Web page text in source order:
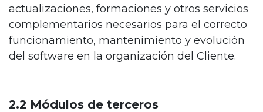
actualizaciones, formaciones y otros servicios
complementarios necesarios para el correcto
funcionamiento, mantenimiento y evolución
del software en la organización del Cliente.
2.2 Módulos de terceros